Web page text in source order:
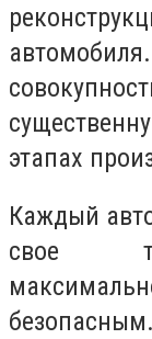
этапах
Каждый
свое